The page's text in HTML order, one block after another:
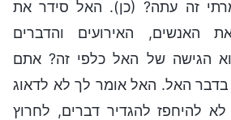
זה עתה? (כן). האל סידר את
האנשים, האירועים והדברים
הגישה של האל כלפי זה? אתם
בדבר האל. האל אומר לך לא לדאוג
לא להיחפז להגדיר דברים, לחרוץ